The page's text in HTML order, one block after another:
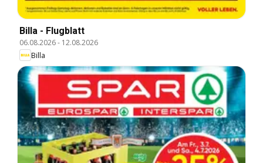
Billa - Flugblatt
06.08.2026- 12.08.2026
Billa